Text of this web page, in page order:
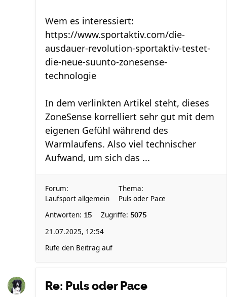
Wem es interessiert:
https://www.sportaktiv.com/die-
ausdauer-revolution-sportaktiv-testet-
die-neue-suunto-zonesense-
technologie
In dem verlinkten Artikel steht, dieses
ZoneSense korrelliert sehr gut mit dem
eigenen Gefühl während des
Warmlaufens. Also viel technischer
Aufwand, um sich das ...
Forum:
Laufsport allgemein
Thema:
Puls oder Pace
Antworten: 15 Zugriffe: 5075
21.07.2025, 12:54
Rufe den Beitrag auf
Re: Puls oder Pace